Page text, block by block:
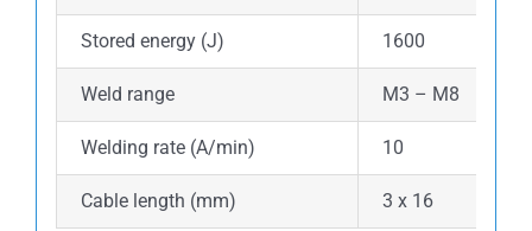
Stored energy (J) 1600
Weld range M3 – M8
Welding rate (A/min) 10
Cable length (mm) 3 x 16